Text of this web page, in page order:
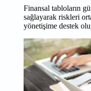
Finansal tabloların
sağlayarak riskleri
yönetişime destek